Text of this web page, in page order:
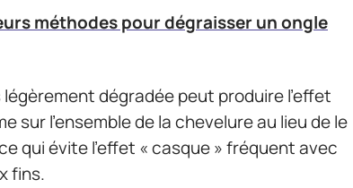
méthodes pour dégraisser un ongle
dégradée peut produire l’effet
sur l’ensemble de la chevelure au lieu de le
qui évite l’effet « casque » fréquent avec
fins.